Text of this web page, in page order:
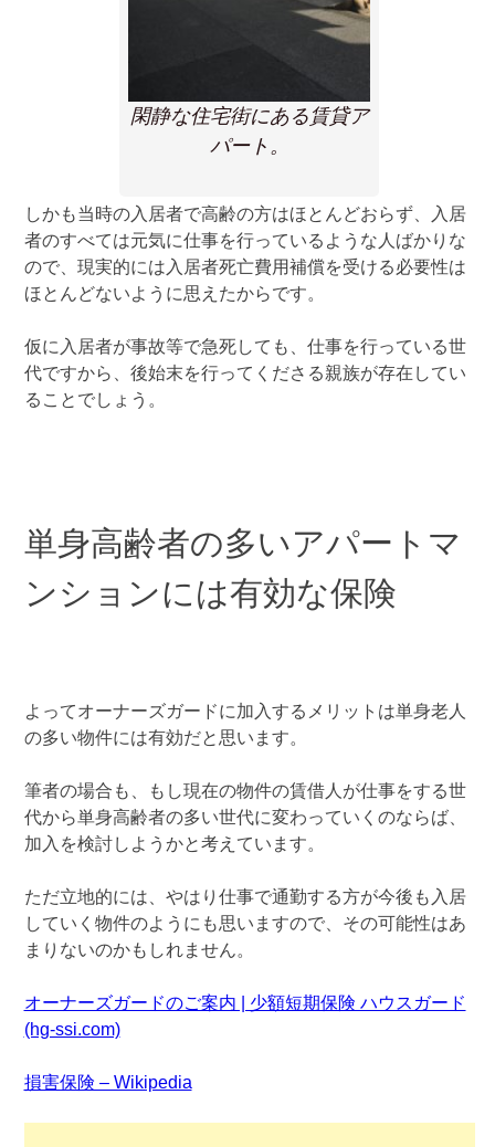
閑静な住宅街にある賃貸ア
パート。
しかも当時の入居者で高齢の方はほとんどおらず、入居
者のすべては元気に仕事を行っているような人ばかりな
ので、現実的には入居者死亡費用補償を受ける必要性は
ほとんどないように思えたからです。
仮に入居者が事故等で急死しても、仕事を行っている世
代ですから、後始末を行ってくださる親族が存在してい
ることでしょう。
単身高齢者の多いアパートマ
ンションには有効な保険
よってオーナーズガードに加入するメリットは単身老人
の多い物件には有効だと思います。
筆者の場合も、もし現在の物件の賃借人が仕事をする世
代から単身高齢者の多い世代に変わっていくのならば、
加入を検討しようかと考えています。
ただ立地的には、やはり仕事で通勤する方が今後も入居
していく物件のようにも思いますので、その可能性はあ
まりないのかもしれません。
オーナーズガードのご案内 | 少額短期保険 ハウスガード
(hg-ssi.com)
損害保険 – Wikipedia